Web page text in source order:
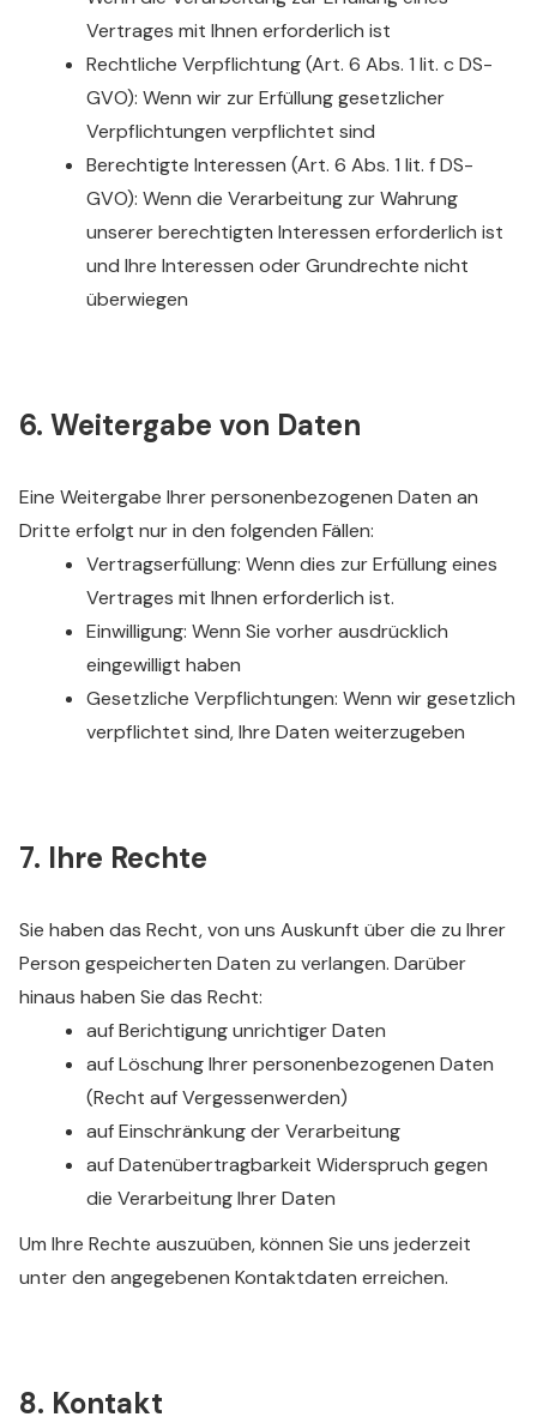
Vertrages mit Ihnen erforderlich ist
Rechtliche Verpflichtung (Art. 6 Abs. 1 lit. c DS-
GVO): Wenn wir zur Erfüllung gesetzlicher
Verpflichtungen verpflichtet sind
Berechtigte Interessen (Art. 6 Abs. 1 lit. f DS-
GVO): Wenn die Verarbeitung zur Wahrung
unserer berechtigten Interessen erforderlich ist
und Ihre Interessen oder Grundrechte nicht
überwiegen
6. Weitergabe von Daten
Eine Weitergabe Ihrer personenbezogenen Daten an
Dritte erfolgt nur in den folgenden Fällen:
Vertragserfüllung: Wenn dies zur Erfüllung eines
Vertrages mit Ihnen erforderlich ist.
Einwilligung: Wenn Sie vorher ausdrücklich
eingewilligt haben
Gesetzliche Verpflichtungen: Wenn wir gesetzlich
verpflichtet sind, Ihre Daten weiterzugeben
7. Ihre Rechte
Sie haben das Recht, von uns Auskunft über die zu Ihrer
Person gespeicherten Daten zu verlangen. Darüber
hinaus haben Sie das Recht:
auf Berichtigung unrichtiger Daten
auf Löschung Ihrer personenbezogenen Daten
(Recht auf Vergessenwerden)
auf Einschränkung der Verarbeitung
auf Datenübertragbarkeit Widerspruch gegen
die Verarbeitung Ihrer Daten
Um Ihre Rechte auszuüben, können Sie uns jederzeit
unter den angegebenen Kontaktdaten erreichen.
8. Kontakt